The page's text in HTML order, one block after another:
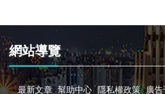
網站導覽
最新文章 幫助中心 隱私權政策 廣